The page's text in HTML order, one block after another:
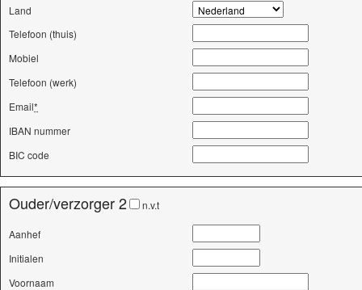
Land
Telefoon (thuis)
Mobiel
Telefoon (werk)
Email*
IBAN nummer
BIC code
Ouder/verzorger 2 n.v.t
Aanhef
Initialen
Voornaam